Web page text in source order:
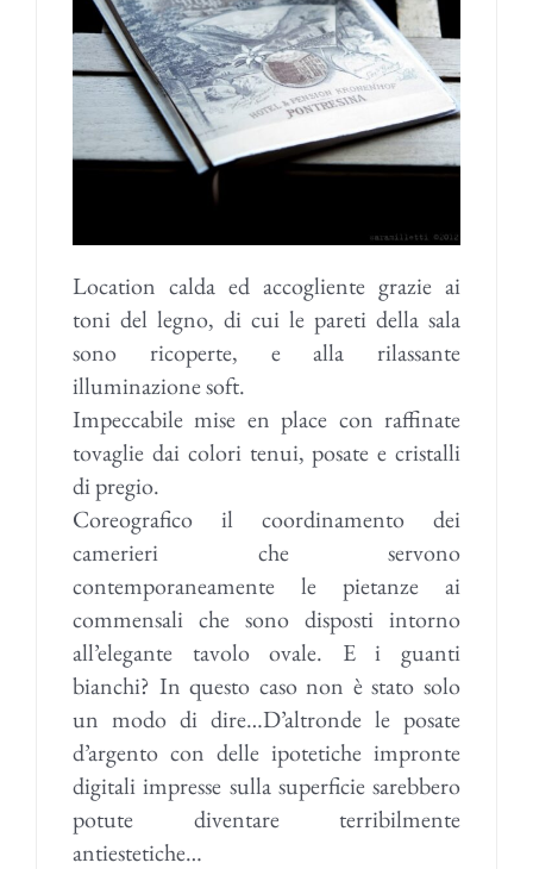
Location calda ed accogliente grazie ai
toni del legno, di cui le pareti della sala
sono ricoperte, e alla rilassante
illuminazione soft.
Impeccabile mise en place con raffinate
tovaglie dai colori tenui, posate e cristalli
di pregio.
Coreografico il coordinamento dei
camerieri che servono
contemporaneamente le pietanze ai
commensali che sono disposti intorno
all’elegante tavolo ovale. E i guanti
bianchi? In questo caso non è stato solo
un modo di dire…D’altronde le posate
d’argento con delle ipotetiche impronte
digitali impresse sulla superficie sarebbero
potute diventare terribilmente
antiestetiche…